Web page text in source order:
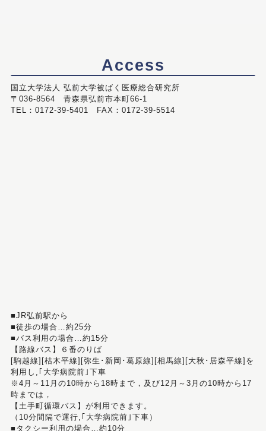
Access
国立大学法人 弘前大学被ばく医療総合研究所
〒036-8564 青森県弘前市本町66-1
TEL：0172-39-5401 FAX：0172-39-5514
■JR弘前駅から
■徒歩の場合…約25分
■バス利用の場合…約15分
【路線バス】６番のりば
[駒越線][枯木平線][弥生･新岡･葛原線][相馬線][大秋･居森平線]を
利用し,｢大学病院前｣下車
※4月～11月の10時から18時まで，及び12月～3月の10時から17
時までは，
【土手町循環バス】が利用できます。
（10分間隔で運行,｢大学病院前｣下車）
■タクシー利用の場合…約10分